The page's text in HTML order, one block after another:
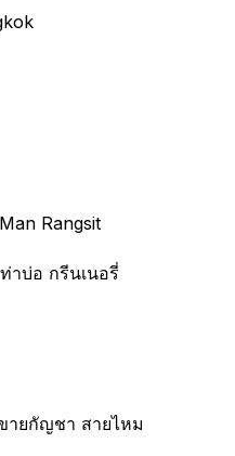
Rangsit
าบ่อ กรีนเนอรี่
ายกัญชา สายไหม